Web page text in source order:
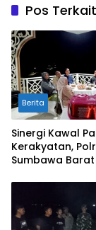
Pos Terkait
Berita
Sinergi Kawal
Kerakyatan,
Sumbawa
Sharing
Pariwisata
Suntuk”